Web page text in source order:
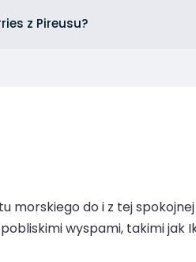
z Pireusu?
morskiego do i z tej
wyspami, takimi jak